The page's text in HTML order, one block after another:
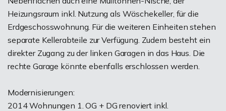
Heizungsraum inkl. Nutzung als Wäschekeller, für die
Erdgeschosswohnung. Für die weiteren Einheiten stehen
separate Kellerabteile zur Verfügung. Zudem besteht ein
direkter Zugang zu der linken Garagen in das Haus. Die
rechte Garage könnte ebenfalls erschlossen werden.
Modernisierungen:
2014 Wohnungen 1. OG + DG renoviert inkl.